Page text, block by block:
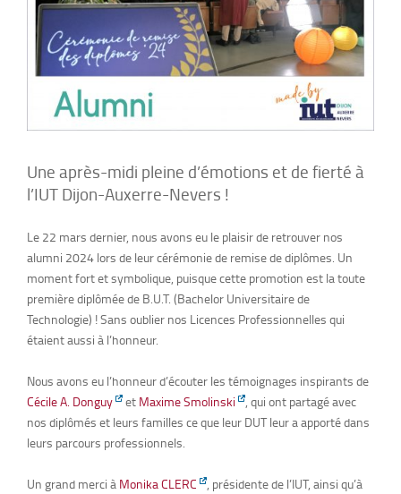
Une après-midi pleine d’émotions et de fierté à
l’IUT Dijon-Auxerre-Nevers !
Le 22 mars dernier, nous avons eu le plaisir de retrouver nos
alumni 2024 lors de leur cérémonie de remise de diplômes. Un
moment fort et symbolique, puisque cette promotion est la toute
première diplômée de B.U.T. (Bachelor Universitaire de
Technologie) ! Sans oublier nos Licences Professionnelles qui
étaient aussi à l’honneur.
Nous avons eu l’honneur d’écouter les témoignages inspirants de
Cécile A. Donguy
et Maxime Smolinski
, qui ont partagé avec
nos diplômés et leurs familles ce que leur DUT leur a apporté dans
leurs parcours professionnels.
Un grand merci à Monika CLERC
, présidente de l’IUT, ainsi qu’à